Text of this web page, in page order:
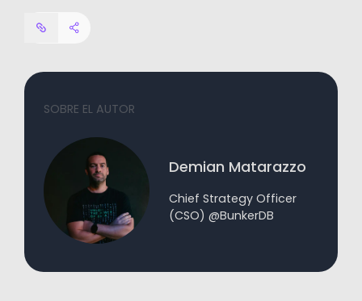
SOBRE EL AUTOR
Demian Matarazzo
Chief Strategy Officer
(CSO) @BunkerDB